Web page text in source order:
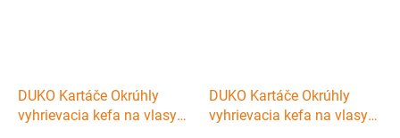
DUKO Kartáče Okrúhly
vyhrievacia kefa na vlasy
DUKO Kartáče Okrúhly
vyhrievacia kefa na vlasy